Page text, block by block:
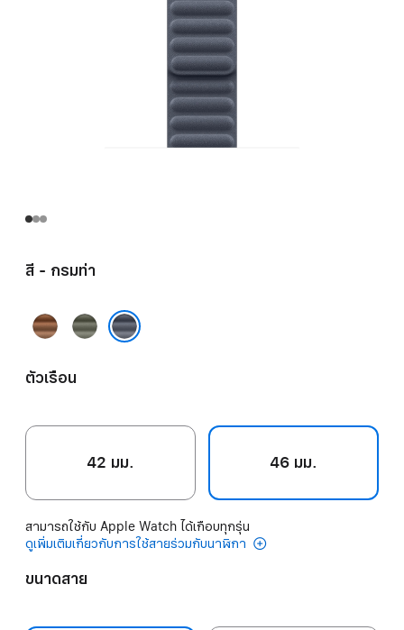
สี - กรมท่า
คารา
เมล
เทา
เสจ
ตัวเรือน
42 มม. 46 มม.
สามารถใช้กับ Apple Watch ได้เกือบทุกรุ่น
ดูเพิ่มเติมเกี่ยวกับการใช้สายร่วมกับนาฬิกา
ขนาดสาย